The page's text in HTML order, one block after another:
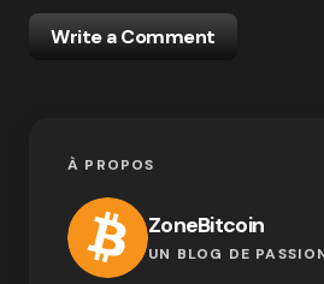
Write a Comment
À PROPOS
ZoneBitcoin
UN BLOG DE